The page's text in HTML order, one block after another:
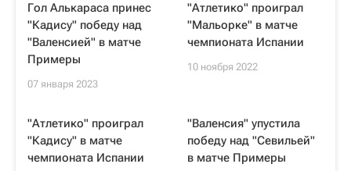
Гол Алькараса принес
"Кадису" победу над
"Валенсией" в матче
Примеры
07 января 2023
"Атлетико" проиграл
"Мальорке" в матче
чемпионата Испании
10 ноября 2022
"Атлетико" проиграл
"Кадису" в матче
чемпионата Испании
"Валенсия" упустила
победу над "Севильей"
в матче Примеры